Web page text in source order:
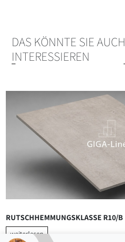
DAS KÖNNTE SIE AUCH
INTERESSIEREN
RUTSCHHEMMUNGSKLASSE R10/B
weiterlesen